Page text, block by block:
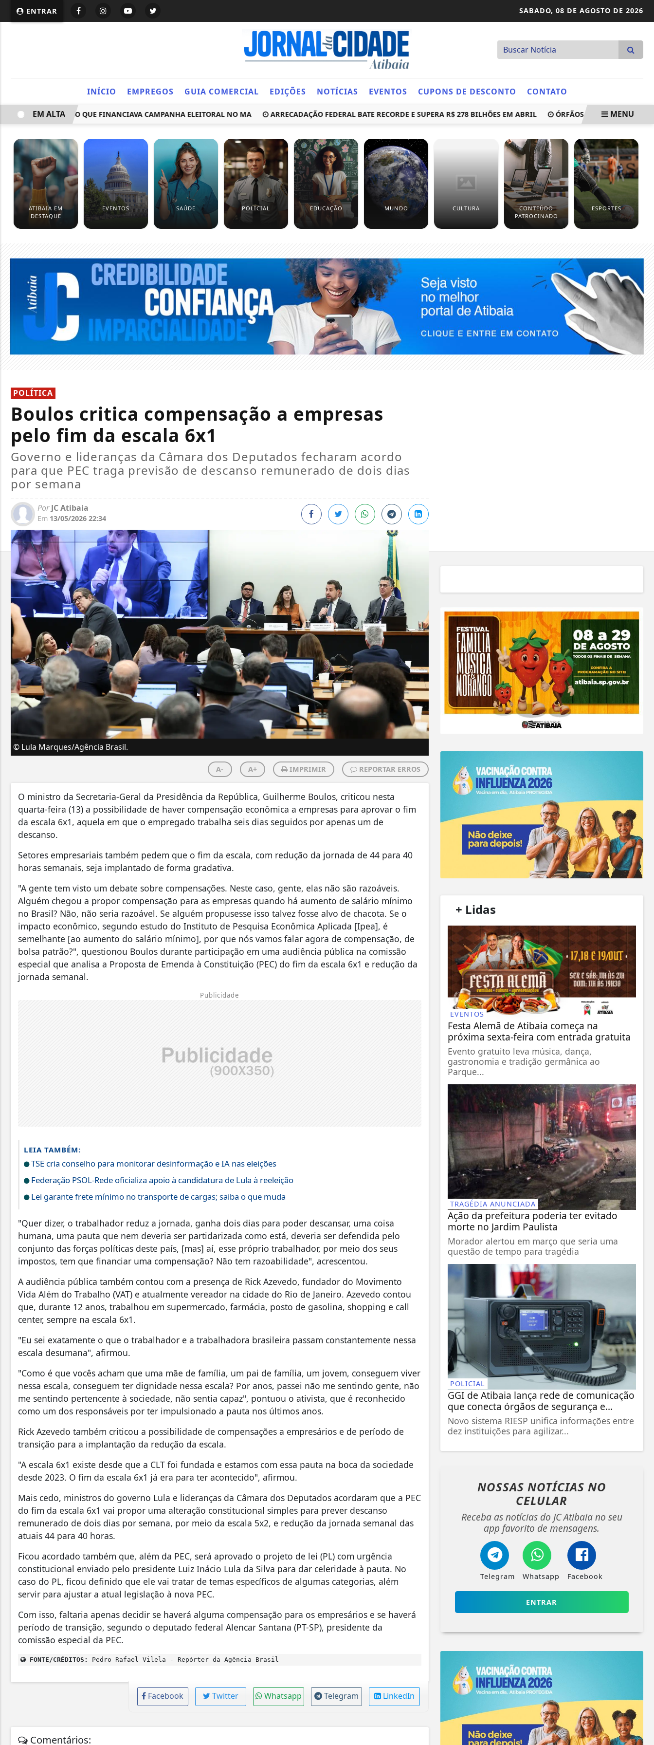
ENTRAR SABADO, 08 DE AGOSTO DE 2026
INÍCIO EMPREGOS GUIA COMERCIAL EDIÇÕES NOTÍCIAS EVENTOS CUPONS DE DESCONTO CONTATO
CRIMINOSO QUE FINANCIAVA CAMPANHA ELEITORAL NO MA ARRECADAÇÃO FEDERAL BATE RECORDE E SUPERA R$ 278 BILHÕES EM ABRIL ÓRFÃOS DE VÍTIMAS DE
EM ALTA MENU
ATIBAIA EM
DESTAQUE
EVENTOS SAÚDE POLICIAL EDUCAÇÃO MUNDO CULTURA
CONTEÚDO
PATROCINADO
ESPORTES
POLÍTICA
Boulos critica compensação a empresas
pelo fim da escala 6x1
Governo e lideranças da Câmara dos Deputados fecharam acordo
para que PEC traga previsão de descanso remunerado de dois dias
por semana
PorJC Atibaia
Em 13/05/2026 22:34
© Lula Marques/Agência Brasil.
A- A+ IMPRIMIR REPORTAR ERROS
O ministro da Secretaria-Geral da Presidência da República, Guilherme Boulos, criticou nesta
quarta-feira (13) a possibilidade de haver compensação econômica a empresas para aprovar o fim
da escala 6x1, aquela em que o empregado trabalha seis dias seguidos por apenas um de
descanso.
Setores empresariais também pedem que o fim da escala, com redução da jornada de 44 para 40
horas semanais, seja implantado de forma gradativa.
"A gente tem visto um debate sobre compensações. Neste caso, gente, elas não são razoáveis.
Alguém chegou a propor compensação para as empresas quando há aumento de salário mínimo
no Brasil? Não, não seria razoável. Se alguém propusesse isso talvez fosse alvo de chacota. Se o
impacto econômico, segundo estudo do Instituto de Pesquisa Econômica Aplicada [Ipea], é
semelhante [ao aumento do salário mínimo], por que nós vamos falar agora de compensação, de
bolsa patrão?", questionou Boulos durante participação em uma audiência pública na comissão
especial que analisa a Proposta de Emenda à Constituição (PEC) do fim da escala 6x1 e redução da
jornada semanal.
Publicidade
LEIA TAMBÉM:
TSE cria conselho para monitorar desinformação e IA nas eleições
Federação PSOL-Rede oficializa apoio à candidatura de Lula à reeleição
Lei garante frete mínimo no transporte de cargas; saiba o que muda
"Quer dizer, o trabalhador reduz a jornada, ganha dois dias para poder descansar, uma coisa
humana, uma pauta que nem deveria ser partidarizada como está, deveria ser defendida pelo
conjunto das forças políticas deste país, [mas] aí, esse próprio trabalhador, por meio dos seus
impostos, tem que financiar uma compensação? Não tem razoabilidade", acrescentou.
A audiência pública também contou com a presença de Rick Azevedo, fundador do Movimento
Vida Além do Trabalho (VAT) e atualmente vereador na cidade do Rio de Janeiro. Azevedo contou
que, durante 12 anos, trabalhou em supermercado, farmácia, posto de gasolina, shopping e call
center, sempre na escala 6x1.
"Eu sei exatamente o que o trabalhador e a trabalhadora brasileira passam constantemente nessa
escala desumana", afirmou.
"Como é que vocês acham que uma mãe de família, um pai de família, um jovem, conseguem viver
nessa escala, conseguem ter dignidade nessa escala? Por anos, passei não me sentindo gente, não
me sentindo pertencente à sociedade, não sentia capaz", pontuou o ativista, que é reconhecido
como um dos responsáveis por ter impulsionado a pauta nos últimos anos.
Rick Azevedo também criticou a possibilidade de compensações a empresários e de período de
transição para a implantação da redução da escala.
"A escala 6x1 existe desde que a CLT foi fundada e estamos com essa pauta na boca da sociedade
desde 2023. O fim da escala 6x1 já era para ter acontecido", afirmou.
Mais cedo, ministros do governo Lula e lideranças da Câmara dos Deputados acordaram que a PEC
do fim da escala 6x1 vai propor uma alteração constitucional simples para prever descanso
remunerado de dois dias por semana, por meio da escala 5x2, e redução da jornada semanal das
atuais 44 para 40 horas.
Ficou acordado também que, além da PEC, será aprovado o projeto de lei (PL) com urgência
constitucional enviado pelo presidente Luiz Inácio Lula da Silva para dar celeridade à pauta. No
caso do PL, ficou definido que ele vai tratar de temas específicos de algumas categorias, além
servir para ajustar a atual legislação à nova PEC.
Com isso, faltaria apenas decidir se haverá alguma compensação para os empresários e se haverá
período de transição, segundo o deputado federal Alencar Santana (PT-SP), presidente da
comissão especial da PEC.
FONTE/CRÉDITOS: Pedro Rafael Vilela - Repórter da Agência Brasil
Facebook Twitter Whatsapp Telegram LinkedIn
Comentários:
+ Lidas
EVENTOS
Festa Alemã de Atibaia começa na
próxima sexta-feira com entrada gratuita
Evento gratuito leva música, dança,
gastronomia e tradição germânica ao
Parque...
TRAGÉDIA ANUNCIADA
Ação da prefeitura poderia ter evitado
morte no Jardim Paulista
Morador alertou em março que seria uma
questão de tempo para tragédia
POLICIAL
GGI de Atibaia lança rede de comunicação
que conecta órgãos de segurança e...
Novo sistema RIESP unifica informações entre
dez instituições para agilizar...
NOSSAS NOTÍCIAS NO
CELULAR
Receba as notícias do JC Atibaia no seu
app favorito de mensagens.
Telegram Whatsapp Facebook
ENTRAR